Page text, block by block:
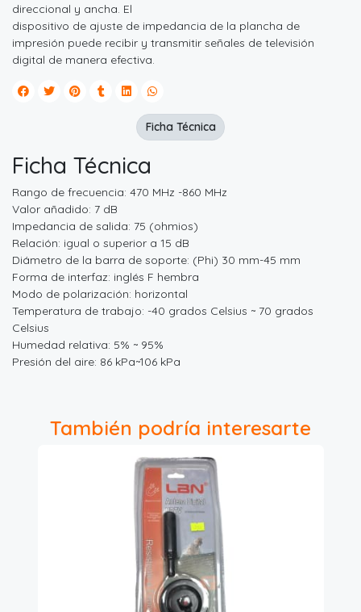
direccional y ancha. El
dispositivo de ajuste de impedancia de la plancha de
impresión puede recibir y transmitir señales de televisión
digital de manera efectiva.
Ficha Técnica
Rango de frecuencia: 470 MHz -860 MHz
Valor añadido: 7 dB
Impedancia de salida: 75 (ohmios)
Relación: igual o superior a 15 dB
Diámetro de la barra de soporte: (Phi) 30 mm-45 mm
Forma de interfaz: inglés F hembra
Modo de polarización: horizontal
Temperatura de trabajo: -40 grados Celsius ~ 70 grados
Celsius
Humedad relativa: 5% ~ 95%
Presión del aire: 86 kPa~106 kPa
Ficha Técnica
También podría interesarte